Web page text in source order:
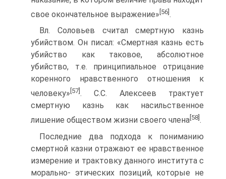
свое окончательное выражение» [56].
Вл. Соловьев считал смертную казнь
убийством. Он писал: «Смертная казнь есть
убийство как таковое, абсолютное
убийство, т.е. принципиальное отрицание
коренного нравственного отношения к
человеку» [57] . С.С. Алексеев трактует
смертную казнь как насильственное
лишение обществом жизни своего члена [58] .
Последние два подхода к пониманию
смертной казни отражают ее нравственное
измерение и трактовку данного института с
морально- этических позиций, которые не